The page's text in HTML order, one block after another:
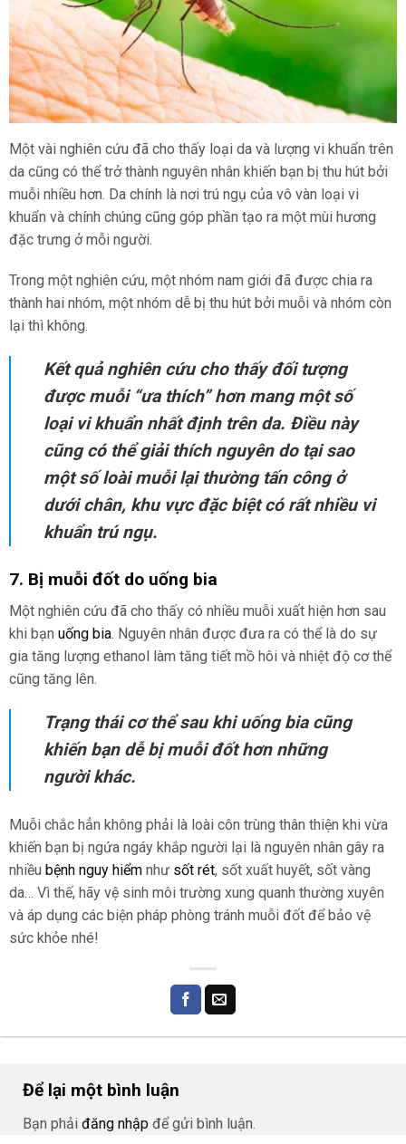
Một vài nghiên cứu đã cho thấy loại da và lượng vi khuẩn trên
da cũng có thể trở thành nguyên nhân khiến bạn bị thu hút bởi
muỗi nhiều hơn. Da chính là nơi trú ngụ của vô vàn loại vi
khuẩn và chính chúng cũng góp phần tạo ra một mùi hương
đặc trưng ở mỗi người.
Trong một nghiên cứu, một nhóm nam giới đã được chia ra
thành hai nhóm, một nhóm dễ bị thu hút bởi muỗi và nhóm còn
lại thì không.
Kết quả nghiên cứu cho thấy đối tượng
được muỗi “ưa thích” hơn mang một số
loại vi khuẩn nhất định trên da. Điều này
cũng có thể giải thích nguyên do tại sao
một số loài muỗi lại thường tấn công ở
dưới chân, khu vực đặc biệt có rất nhiều vi
khuẩn trú ngụ.
7. Bị muỗi đốt do uống bia
Một nghiên cứu đã cho thấy có nhiều muỗi xuất hiện hơn sau
khi bạn uống bia. Nguyên nhân được đưa ra có thể là do sự
gia tăng lượng ethanol làm tăng tiết mồ hôi và nhiệt độ cơ thể
cũng tăng lên.
Trạng thái cơ thể sau khi uống bia cũng
khiến bạn dễ bị muỗi đốt hơn những
người khác.
Muỗi chắc hẳn không phải là loài côn trùng thân thiện khi vừa
khiến bạn bị ngứa ngáy khắp người lại là nguyên nhân gây ra
nhiều bệnh nguy hiểm như sốt rét, sốt xuất huyết, sốt vàng
da… Vì thế, hãy vệ sinh môi trường xung quanh thường xuyên
và áp dụng các biện pháp phòng tránh muỗi đốt để bảo vệ
sức khỏe nhé!
Để lại một bình luận
Bạn phải đăng nhập để gửi bình luận.